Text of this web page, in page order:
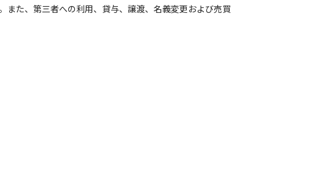
た、第三者への利用、貸与、譲渡、名義変更および売買